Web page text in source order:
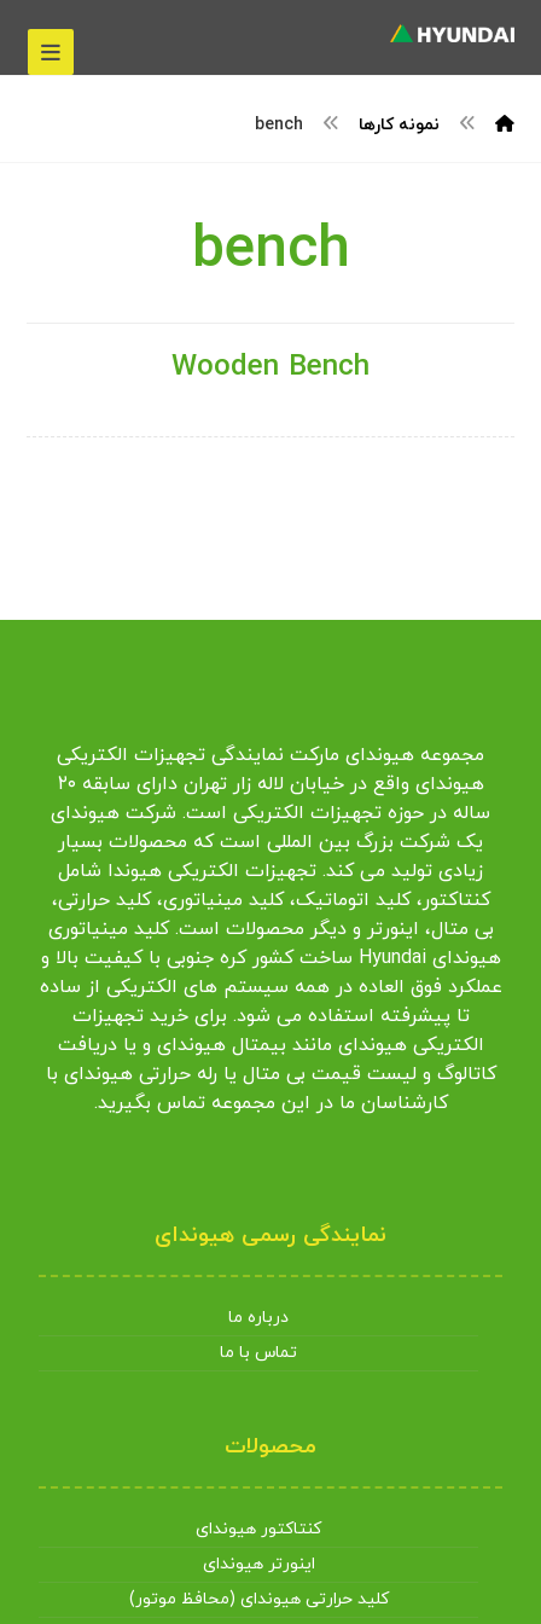
نمونه کارها bench
bench
Wooden Bench
مجموعه هیوندای مارکت نمایندگی تجهیزات الکتریکی
هیوندای واقع در خیابان لاله زار تهران دارای سابقه ۲۰
ساله در حوزه تجهیزات الکتریکی است. شرکت هیوندای
یک شرکت بزرگ بین المللی است که محصولات بسیار
زیادی تولید می کند. تجهیزات الکتریکی هیوندا شامل
کنتاکتور، کلید اتوماتیک، کلید مینیاتوری، کلید حرارتی،
بی متال، اینورتر و دیگر محصولات است. کلید مینیاتوری
هیوندای Hyundai ساخت کشور کره جنوبی با کیفیت بالا و
عملکرد فوق العاده در همه سیستم های الکتریکی از ساده
تا پیشرفته استفاده می شود. برای خرید تجهیزات
الکتریکی هیوندای مانند بیمتال هیوندای و یا دریافت
کاتالوگ و لیست قیمت بی متال یا رله حرارتی هیوندای با
کارشناسان ما در این مجموعه تماس بگیرید.
نمایندگی رسمی هیوندای
درباره ما
تماس با ما
محصولات
کنتاکتور هیوندای
اینورتر هیوندای
کلید حرارتی هیوندای (محافظ موتور)